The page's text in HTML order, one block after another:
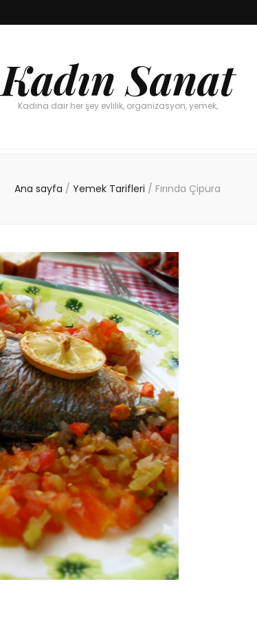
Kadın Sanat
Kadına dair her şey evlilik, organizasyon, yemek,
Ana sayfa / Yemek Tarifleri / Fırında Çipura